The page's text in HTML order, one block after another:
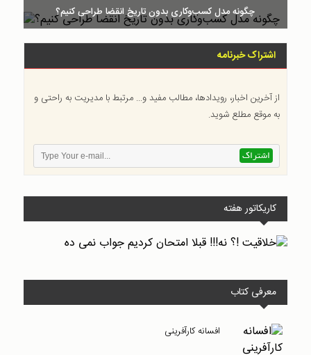
چگونه مدل کسب‌و‌کاری بدون تاریخ انقضا طراحی کنیم؟
اشتراک خبرنامه
از آخرین اخبار، رویدادها، مطالب مفید و... مرتبط با مدیریت به راحتی و
به موقع مطلع شوید.
کاریکاتور هفته
معرفی کتاب
افسانه کارآفرینی